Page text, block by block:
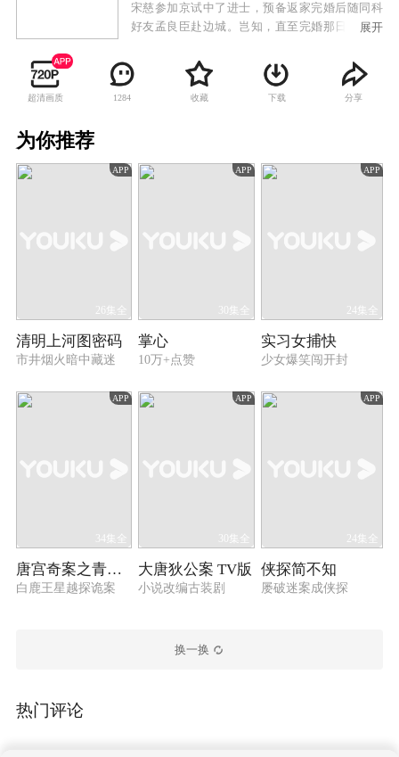
宋慈参加京试中了进士，预备返家完婚后随同科
好友孟良臣赴边城。岂知，直至完婚那日，宋慈
辆马车却载回了父亲的遗体，宋巩一生从事刑狱
审戡，从未出错，却因一次误判人命功亏一篑，
这是以死谢罪，还留下遗书禁止宋门后代涉足刑
格提升为大理寺正六品主事，后又被任命外省提
展开
超清画质 1284 收藏 下载 分享
为你推荐
APP
26集全
清明上河图密码
市井烟火暗中藏迷
APP
30集全
掌心
10万+点赞
APP
24集全
实习女捕快
少女爆笑闯开封
APP
34集全
唐宫奇案之青雾风鸣
白鹿王星越探诡案
APP
30集全
大唐狄公案 TV版
小说改编古装剧
APP
24集全
侠探简不知
屡破迷案成侠探
换一换
热门评论